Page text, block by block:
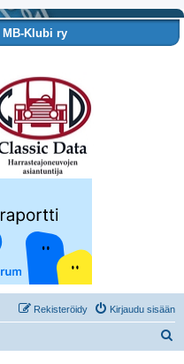
MB-Klubi ry
Kirjaudu sisään
Rekisteröidy